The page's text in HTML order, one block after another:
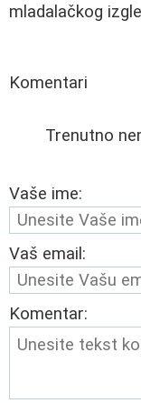
mladalačkog
Komentari
Trenutno
Vaše ime:
Vaš email:
Komentar: